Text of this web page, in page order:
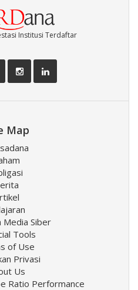
Institusi Terdaftar
Map
Media Siber
Tools
of Use
Privasi
Us
Ratio Performance